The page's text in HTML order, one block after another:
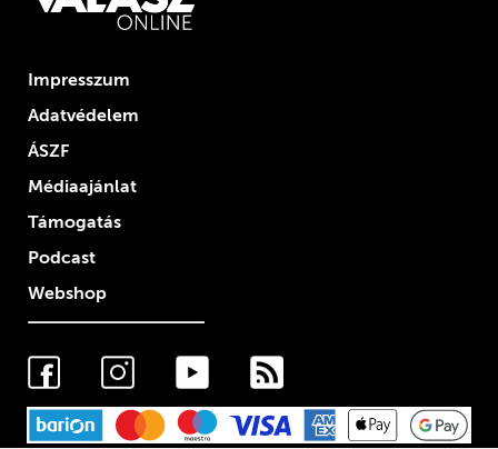
Impresszum
Adatvédelem
ÁSZF
Médiaajánlat
Támogatás
Podcast
Webshop